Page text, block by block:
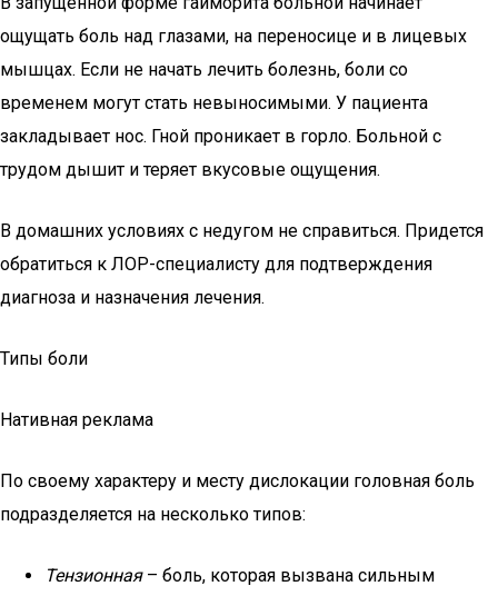
ощущать боль над глазами, на переносице и в лицевых
мышцах. Если не начать лечить болезнь, боли со
временем могут стать невыносимыми. У пациента
закладывает нос. Гной проникает в горло. Больной с
трудом дышит и теряет вкусовые ощущения.
В домашних условиях с недугом не справиться. Придется
обратиться к ЛОР-специалисту для подтверждения
диагноза и назначения лечения.
Типы боли
Нативная реклама
По своему характеру и месту дислокации головная боль
подразделяется на несколько типов:
Тензионная– боль, которая вызвана сильным